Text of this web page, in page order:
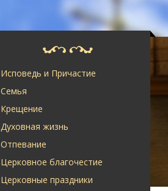
Исповедь и Причастие
Семья
Крещение
Духовная жизнь
Отпевание
Церковное благочестие
Церковные праздники